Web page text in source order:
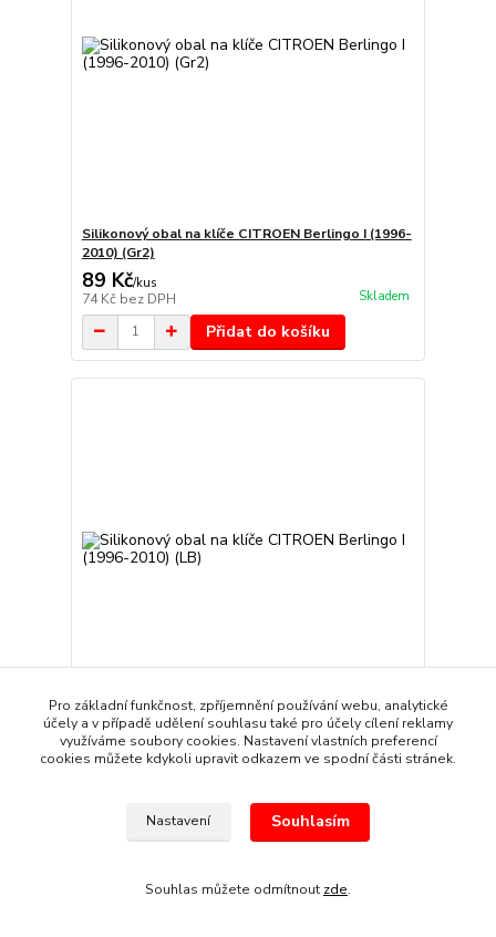
Silikonový obal na klíče CITROEN Berlingo I (1996-
2010) (Gr2)
89 Kč/kus
74 Kč bez DPH Skladem
Přidat do košíku
Silikonový obal na klíče CITROEN Berlingo I (1996-
2010) (LB)
Přidat do košíku
Pro základní funkčnost, zpříjemnění používání webu, analytické
účely a v případě udělení souhlasu také pro účely cílení reklamy
využíváme soubory cookies. Nastavení vlastních preferencí
cookies můžete kdykoli upravit odkazem ve spodní části stránek.
Nastavení Souhlasím
Souhlas můžete odmítnout zde.